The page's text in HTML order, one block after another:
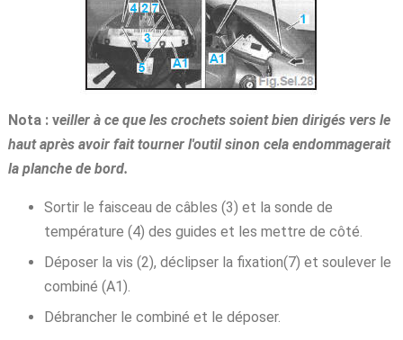
Nota : veiller à ce que les crochets soient bien dirigés vers le
haut après avoir fait tourner l'outil sinon cela endommagerait
la planche de bord.
Sortir le faisceau de câbles (3) et la sonde de
température (4) des guides et les mettre de côté.
Déposer la vis (2), déclipser la fixation(7) et soulever le
combiné (A1).
Débrancher le combiné et le déposer.